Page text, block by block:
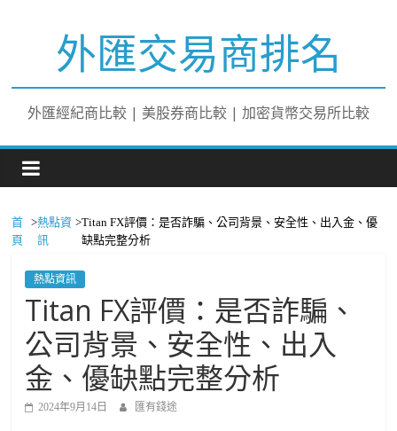
外匯交易商排名
外匯經紀商比較 | 美股券商比較 | 加密貨幣交易所比較
首
頁
>熱點資
訊
>Titan FX評價：是否詐騙、公司背景、安全性、出入金、優
缺點完整分析
熱點資訊
Titan FX評價：是否詐騙、
公司背景、安全性、出入
金、優缺點完整分析
2024年9月14日 匯有錢途